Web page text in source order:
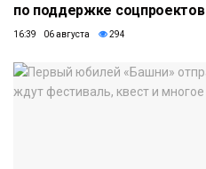
по поддержке соцпроектов
16:39 06 августа 294